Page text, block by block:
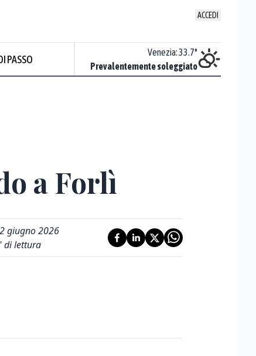
ACCEDI
PASSO
Nuvoloso
Venezia:33.7°
Prevalentemente soleggiato
a Forlì
giugno 2026
' di lettura